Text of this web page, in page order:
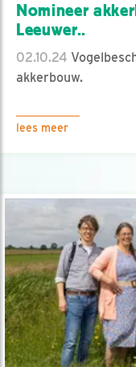
Nomineer
Leeuwer..
02.10.24
akkerbouw.
lees meer